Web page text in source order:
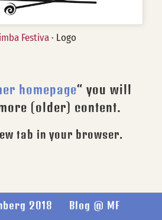
Festiva· Logo
homepage“ you will
(older) content.
tab in your browser.
2018 Blog @ MF